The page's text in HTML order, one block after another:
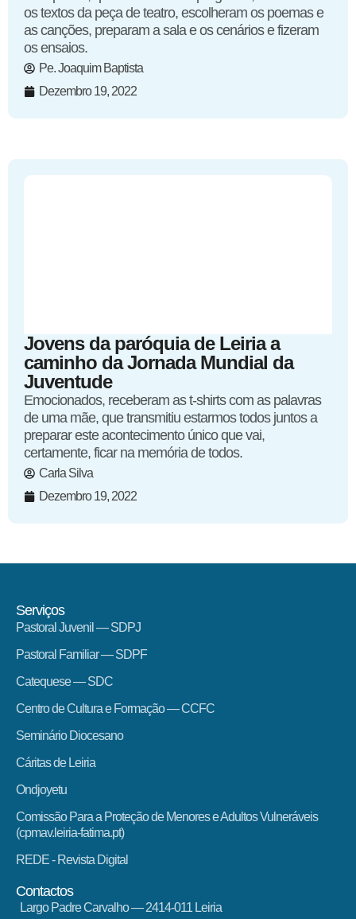
os textos da peça de teatro, escolheram os poemas e
as canções, preparam a sala e os cenários e fizeram
os ensaios.
Pe. Joaquim Baptista
Dezembro 19, 2022
Jovens da paróquia de Leiria a
caminho da Jornada Mundial da
Juventude
Emocionados, receberam as t-shirts com as palavras
de uma mãe, que transmitiu estarmos todos juntos a
preparar este acontecimento único que vai,
certamente, ficar na memória de todos.
Carla Silva
Dezembro 19, 2022
Serviços
Pastoral Juvenil — SDPJ
Pastoral Familiar — SDPF
Catequese — SDC
Centro de Cultura e Formação — CCFC
Seminário Diocesano
Cáritas de Leiria
Ondjoyetu
Comissão Para a Proteção de Menores e Adultos Vulneráveis
(cpmav.leiria-fatima.pt)
REDE - Revista Digital
Contactos
Largo Padre Carvalho — 2414-011 Leiria